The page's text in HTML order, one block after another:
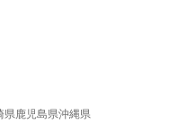
県鹿児島県沖縄県